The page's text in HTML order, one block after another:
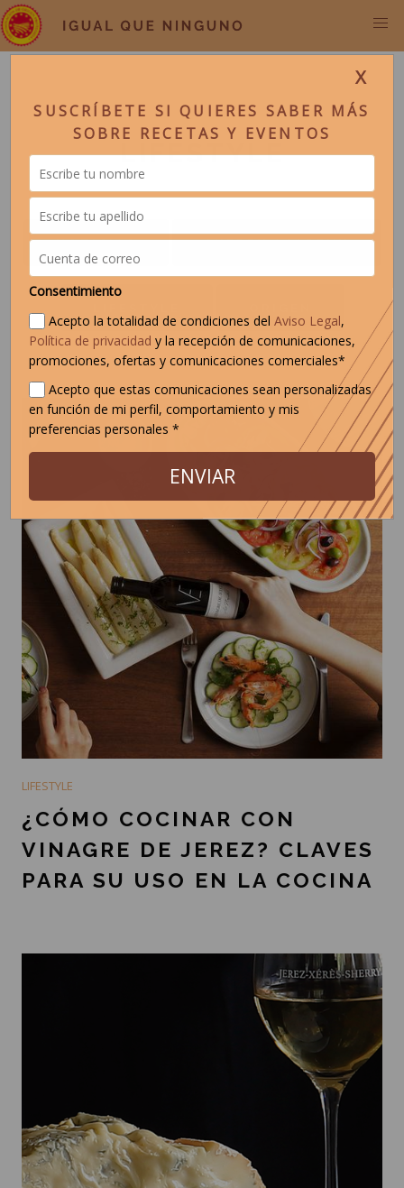
LIFESTYLE
NOTICIAS SHERRY ACADEMY
LIFESTYLE
¿CÓMO COCINAR CON
VINAGRE DE JEREZ? CLAVES
PARA SU USO EN LA COCINA
X
SUSCRÍBETE SI QUIERES SABER MÁS
SOBRE RECETAS Y EVENTOS
Consentimiento
Acepto la totalidad de condiciones delAviso Legal,
Política de privacidad y la recepción de comunicaciones,
promociones, ofertas y comunicaciones comerciales*
Acepto que estas comunicaciones sean personalizadas
en función de mi perfil, comportamiento y mis
preferencias personales *
ENVIAR